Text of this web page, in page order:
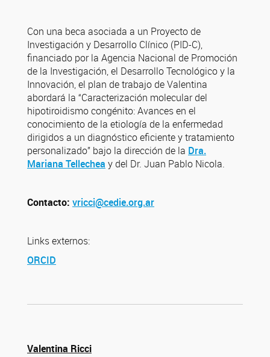
Con una beca asociada a un Proyecto de
Investigación y Desarrollo Clínico (PID-C),
financiado por la Agencia Nacional de Promoción
de la Investigación, el Desarrollo Tecnológico y la
Innovación, el plan de trabajo de Valentina
abordará la “Caracterización molecular del
hipotiroidismo congénito: Avances en el
conocimiento de la etiología de la enfermedad
dirigidos a un diagnóstico eficiente y tratamiento
personalizado” bajo la dirección de la Dra.
Mariana Tellechea y del Dr. Juan Pablo Nicola.
Contacto: vricci@cedie.org.ar
Links externos:
ORCID
Valentina Ricci